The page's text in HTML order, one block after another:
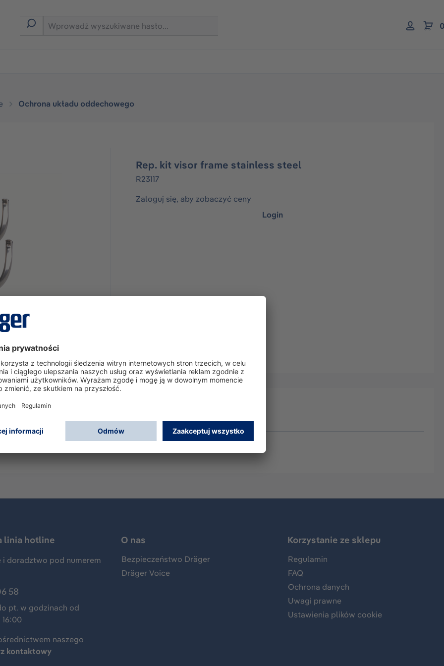
Ochrona układu oddechowego
Rep. kit visor frame stainless steel
R23117
Zaloguj się, aby zobaczyć ceny
Login
linia hotline
i doradztwo pod numerem
58
pt. w godzinach od
naszego
kontaktowy
O nas
Bezpieczeństwo Dräger
Dräger Voice
Korzystanie ze sklepu
Regulamin
FAQ
Ochrona danych
Uwagi prawne
Ustawienia plików cookie